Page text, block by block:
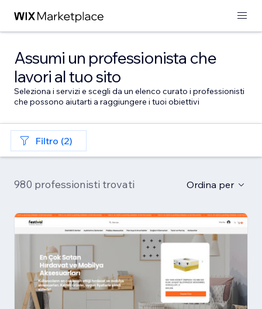
Assumi un professionista che
lavori al tuo sito
Seleziona i servizi e scegli da un elenco curato i professionisti
che possono aiutarti a raggiungere i tuoi obiettivi
Filtro (2)
980 professionisti trovati Ordina per